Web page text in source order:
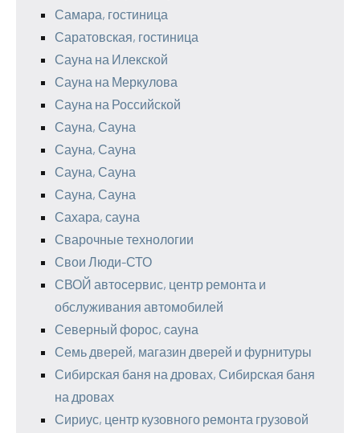
Самара, гостиница
Саратовская, гостиница
Сауна на Илекской
Сауна на Меркулова
Сауна на Российской
Сауна, Сауна
Сауна, Сауна
Сауна, Сауна
Сауна, Сауна
Сахара, сауна
Сварочные технологии
Свои Люди-СТО
СВОЙ автосервис, центр ремонта и
обслуживания автомобилей
Северный форос, сауна
Семь дверей, магазин дверей и фурнитуры
Сибирская баня на дровах, Сибирская баня
на дровах
Сириус, центр кузовного ремонта грузовой